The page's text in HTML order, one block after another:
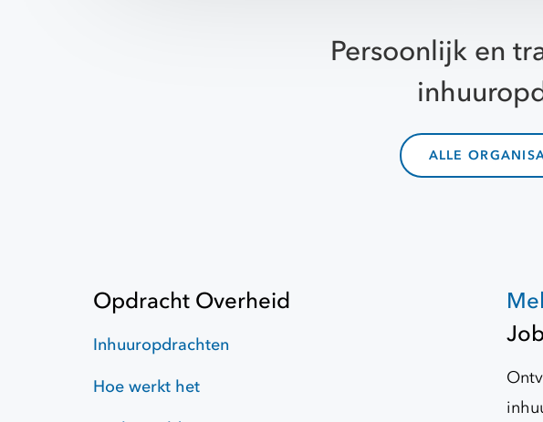
Persoonlijk en
ALLE
Opdracht Overheid
Inhuuropdrachten
Hoe werkt het